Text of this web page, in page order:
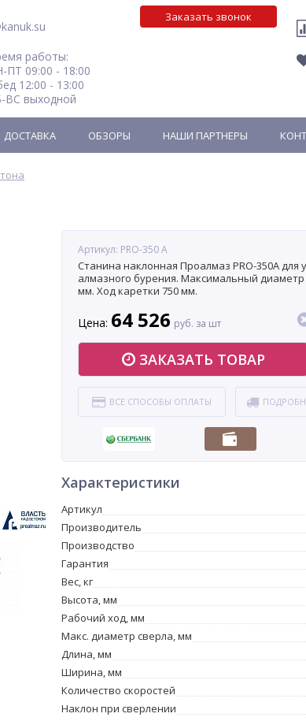
работы:
ПТ 09:00 - 18:00
12:00 - 13:00
ВС выходной
Заказать звонок
ДОСТАВКА ОБЗОРЫ НАШИ ПАРТНЕРЫ
Артикул: PRO-350 A
Станина наклонная Проалмаз PRO-350A для
алмазного бурения. Максимальный диаметр
мм. Ход каретки 750 мм.
Цена: 64 526 руб. за шт
ЗАКАЗАТЬ ТОВАР
ВСЕ СПОСОБЫ ОПЛАТЫ
Характеристики
Артикул
Производитель
Производство
Гарантия
Вес, кг
Высота, мм
Рабочий ход, мм
Макс. диаметр сверла, мм
Длина, мм
Ширина, мм
Количество скоростей
Наклон при сверлении